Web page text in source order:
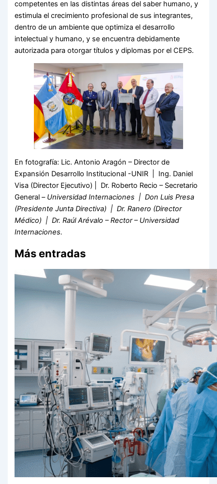
competentes en las distintas áreas del saber humano, y
estimula el crecimiento profesional de sus integrantes,
dentro de un ambiente que optimiza el desarrollo
intelectual y humano, y se encuentra debidamente
autorizada para otorgar títulos y diplomas por el CEPS.
En fotografía: Lic. Antonio Aragón – Director de
Expansión Desarrollo Institucional -UNIR | Ing. Daniel
Visa (Director Ejecutivo) | Dr. Roberto Recio – Secretario
General – Universidad Internaciones | Don Luis Presa
(Presidente Junta Directiva) | Dr. Ranero (Director
Médico) | Dr. Raúl Arévalo – Rector – Universidad
Internaciones.
Más entradas